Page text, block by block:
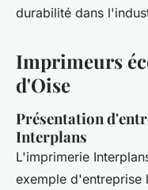
durabilité dans
Imprimeurs
d'Oise
Présentation
Interplans
L'imprimerie
exemple d'entreprise